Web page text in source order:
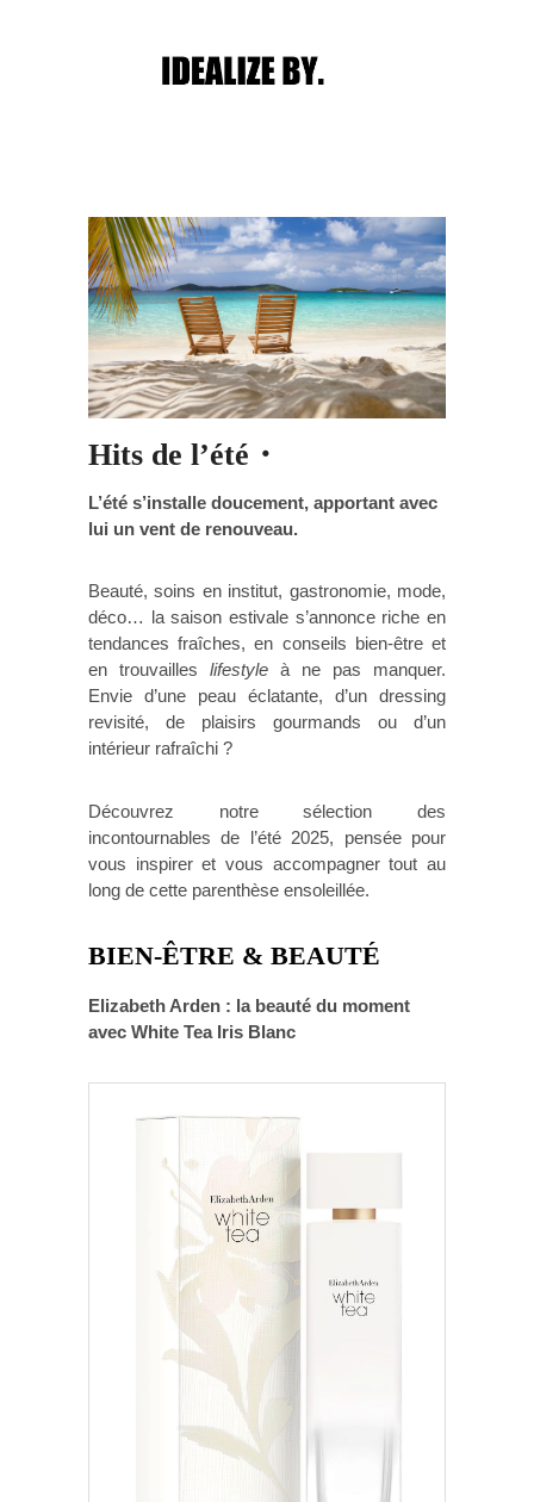
Post navigation
Hits de l’été・
L’été s’installe doucement, apportant avec
lui un vent de renouveau.
Beauté, soins en institut, gastronomie, mode,
déco… la saison estivale s’annonce riche en
tendances fraîches, en conseils bien-être et
en trouvailles lifestyle à ne pas manquer.
Envie d’une peau éclatante, d’un dressing
revisité, de plaisirs gourmands ou d’un
intérieur rafraîchi ?
Découvrez notre sélection des
incontournables de l’été 2025, pensée pour
vous inspirer et vous accompagner tout au
long de cette parenthèse ensoleillée.
BIEN-ÊTRE & BEAUTÉ
Elizabeth Arden : la beauté du moment
avec White Tea Iris Blanc